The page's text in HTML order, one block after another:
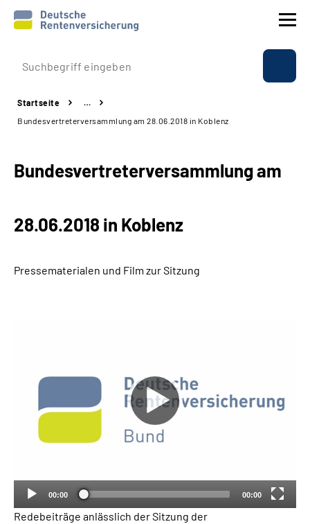
Prävention
Reha
Experten
Über uns & Presse
Language
Inhalte in Gebärdensprache (DGS)
Mein Kundenportal
Startseite
…
Bundesvertreterversammlung am 28.06.2018 in Koblenz
Bundesvertreterversammlung am
28.06.2018 in Koblenz
Pressematerialen und Film zur Sitzung
00:00 00:00
Redebeiträge anlässlich der Sitzung der